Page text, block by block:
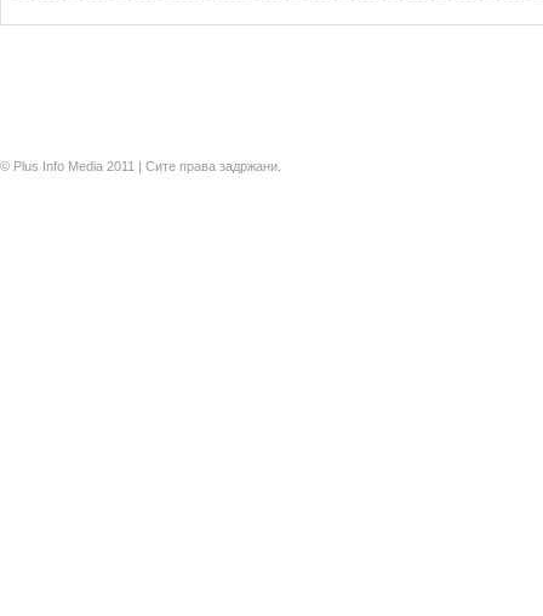
© Plus Info Media 2011 | Сите права задржани.